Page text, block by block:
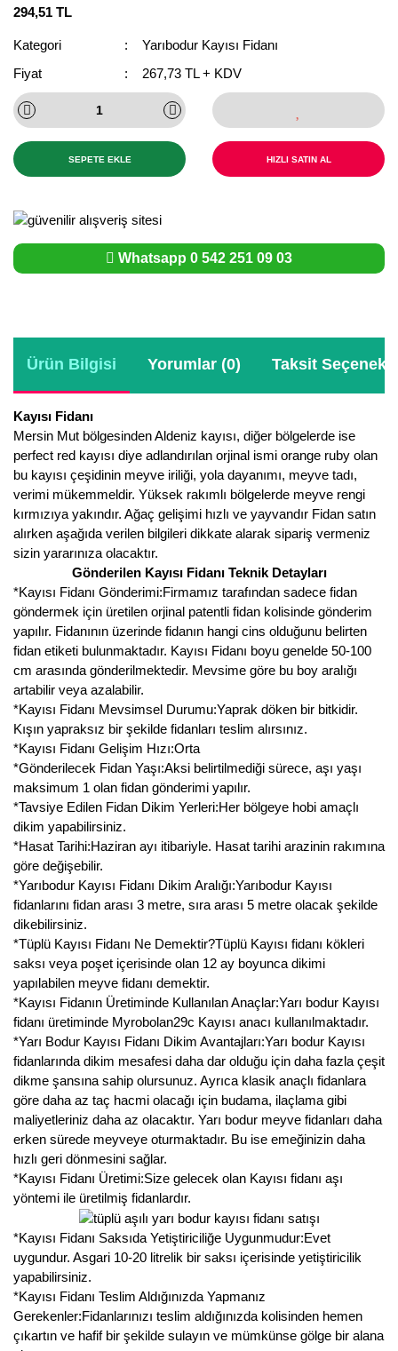
294,51 TL
Kategori
Yarıbodur Kayısı Fidanı
Fiyat
267,73 TL + KDV
SEPETE EKLE HIZLI SATIN AL
Whatsapp 0 542 251 09 03
Ürün Bilgisi Yorumlar (0) Taksit
Kayısı Fidanı
Mersin Mut bölgesinden Aldeniz kayısı, diğer bölgelerde ise
perfect red kayısı diye adlandırılan orjinal ismi orange ruby olan
bu kayısı çeşidinin meyve iriliği, yola dayanımı, meyve tadı,
verimi mükemmeldir. Yüksek rakımlı bölgelerde meyve rengi
kırmızıya yakındır. Ağaç gelişimi hızlı ve yayvandır Fidan satın
alırken aşağıda verilen bilgileri dikkate alarak sipariş vermeniz
sizin yararınıza olacaktır.
Gönderilen Kayısı Fidanı Teknik Detayları
*Kayısı Fidanı Gönderimi:Firmamız tarafından sadece fidan
göndermek için üretilen orjinal patentli fidan kolisinde gönderim
yapılır. Fidanının üzerinde fidanın hangi cins olduğunu belirten
fidan etiketi bulunmaktadır. Kayısı Fidanı boyu genelde 50-100
cm arasında gönderilmektedir. Mevsime göre bu boy aralığı
artabilir veya azalabilir.
*Kayısı Fidanı Mevsimsel Durumu:Yaprak döken bir bitkidir.
Kışın yapraksız bir şekilde fidanları teslim alırsınız.
*Kayısı Fidanı Gelişim Hızı:Orta
*Gönderilecek Fidan Yaşı:Aksi belirtilmediği sürece, aşı yaşı
maksimum 1 olan fidan gönderimi yapılır.
*Tavsiye Edilen Fidan Dikim Yerleri:Her bölgeye hobi amaçlı
dikim yapabilirsiniz.
*Hasat Tarihi:Haziran ayı itibariyle. Hasat tarihi arazinin rakımına
göre değişebilir.
*Yarıbodur Kayısı Fidanı Dikim Aralığı:Yarıbodur Kayısı
fidanlarını fidan arası 3 metre, sıra arası 5 metre olacak şekilde
dikebilirsiniz.
*Tüplü Kayısı Fidanı Ne Demektir?Tüplü Kayısı fidanı kökleri
saksı veya poşet içerisinde olan 12 ay boyunca dikimi
yapılabilen meyve fidanı demektir.
*Kayısı Fidanın Üretiminde Kullanılan Anaçlar:Yarı bodur Kayısı
fidanı üretiminde Myrobolan29c Kayısı anacı kullanılmaktadır.
*Yarı Bodur Kayısı Fidanı Dikim Avantajları:Yarı bodur Kayısı
fidanlarında dikim mesafesi daha dar olduğu için daha fazla çeşit
dikme şansına sahip olursunuz. Ayrıca klasik anaçlı fidanlara
göre daha az taç hacmi olacağı için budama, ilaçlama gibi
maliyetleriniz daha az olacaktır. Yarı bodur meyve fidanları daha
erken sürede meyveye oturmaktadır. Bu ise emeğinizin daha
hızlı geri dönmesini sağlar.
*Kayısı Fidanı Üretimi:Size gelecek olan Kayısı fidanı aşı
yöntemi ile üretilmiş fidanlardır.
*Kayısı Fidanı Saksıda Yetiştiriciliğe Uygunmudur:Evet
uygundur. Asgari 10-20 litrelik bir saksı içerisinde yetiştiricilik
yapabilirsiniz.
*Kayısı Fidanı Teslim Aldığınızda Yapmanız
Gerekenler:Fidanlarınızı teslim aldığınızda kolisinden hemen
çıkartın ve hafif bir şekilde sulayın ve mümkünse gölge bir alana